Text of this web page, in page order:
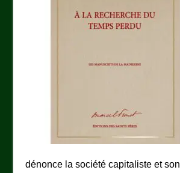
dénonce la société capitaliste et son